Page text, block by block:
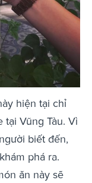
hiện tại chỉ
Vũng Tàu. Vì
biết đến,
phá ra.
ăn này sẽ